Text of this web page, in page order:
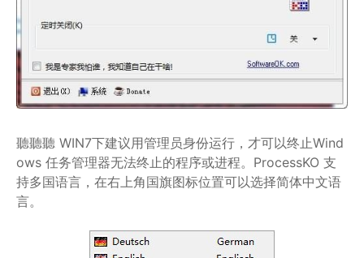
聽聽聽 WIN7下建议用管理员身份运行，才可以终止Wind
ows 任务管理器无法终止的程序或进程。ProcessKO 支
持多国语言，在右上角国旗图标位置可以选择简体中文语
言。